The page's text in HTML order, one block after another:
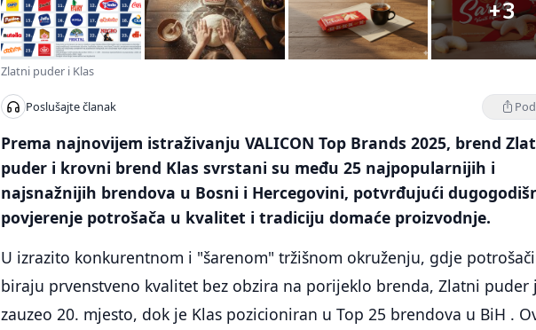
+3
Zlatni puder i Klas
Poslušajte članak
Prema najnovijem istraživanju VALICON Top Brands 2025, brend
puder i krovni brend Klas svrstani su među 25 najpopularnijih i
najsnažnijih brendova u Bosni i Hercegovini, potvrđujući
povjerenje potrošača u kvalitet i tradiciju domaće proizvodnje.
U izrazito konkurentnom i "šarenom" tržišnom okruženju, gdje potrošači
biraju prvenstveno kvalitet bez obzira na porijeklo brenda, Zlatni puder
zauzeo 20. mjesto, dok je Klas pozicioniran u Top 25 brendova u BiH .